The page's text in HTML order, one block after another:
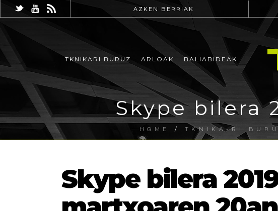
AZKEN BERRIAK
TKNIKARI BURUZ ARLOAK BALIABIDEAK
Skype bilera
HOME / TKNIKA-RI
Skype bilera